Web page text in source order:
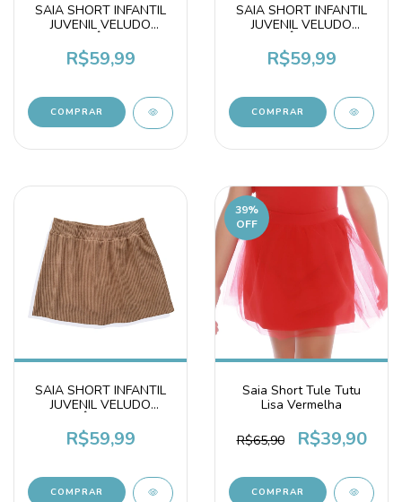
SAIA SHORT INFANTIL
JUVENIL VELUDO
R$59,99
COMPRAR
SAIA SHORT INFANTIL
JUVENIL VELUDO
R$59,99
COMPRAR
SAIA SHORT INFANTIL
JUVENIL VELUDO
R$59,99
COMPRAR
39%
OFF
Saia Short Tule Tutu
Lisa Vermelha
R$65,90 R$39,90
COMPRAR